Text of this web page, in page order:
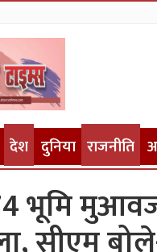
देश दुनिया राजनीति
भूमि